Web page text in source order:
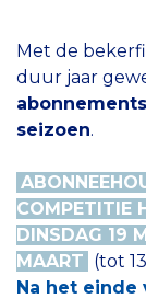
Met de
duur jaar
seizoen.
COMPETITIE
DINSDAG 19
MAART (tot
Na het einde